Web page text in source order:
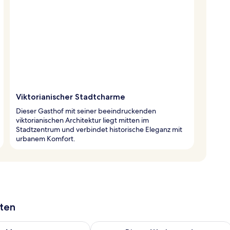
Viktorianischer Stadtcharme
Dieser Gasthof mit seiner beeindruckenden
viktorianischen Architektur liegt mitten im
Stadtzentrum und verbindet historische Eleganz mit
urbanem Komfort.
Aug. 8. für morgen, Aug. 8 - Aug. 9.
Überprüfe die Verfügbarkeit für